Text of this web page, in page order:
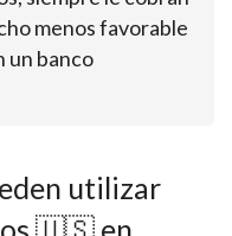
menos favorable
un banco
utilizar